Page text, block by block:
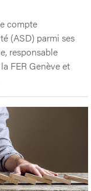
compte
(ASD) parmi ses
responsable
FER Genève et